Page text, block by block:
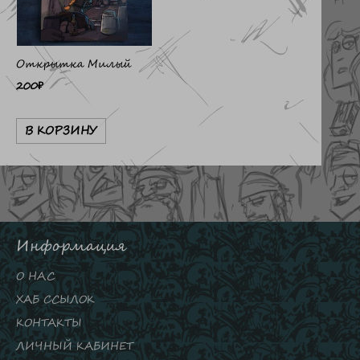
Открытка Милый
200₽
В КОРЗИНУ
Информация
О НАС
ХАБ ССЫЛОК
КОНТАКТЫ
ЛИЧНЫЙ КАБИНЕТ